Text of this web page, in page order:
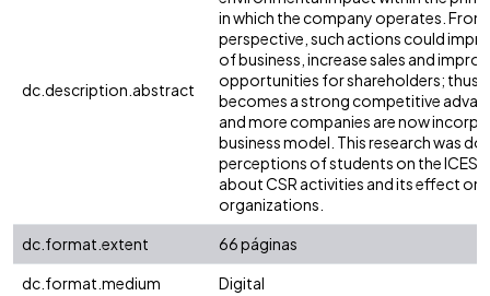
dc.description.abstract
in which the company operates.
perspective, such actions could
of business, increase sales and
opportunities for shareholders; thus,
becomes a strong competitive
and more companies are now
business model. This research was
perceptions of students on the ICESI
about CSR activities and its effect on
organizations.
dc.format.extent
66 páginas
dc.format.medium
Digital